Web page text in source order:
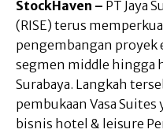
StockHaven – PT Jaya
(RISE) terus
pengembangan proyek
segmen middle hingga
Surabaya. Langkah
pembukaan Vasa
bisnis hotel & leisure